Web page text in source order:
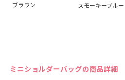
ブラウン スモーキーブルー
ミニショルダーバッグの商品詳細